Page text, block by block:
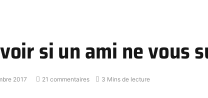
si un ami ne vous
2017 21 commentaires 3 Mins de lecture